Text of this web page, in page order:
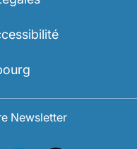
Newsletter